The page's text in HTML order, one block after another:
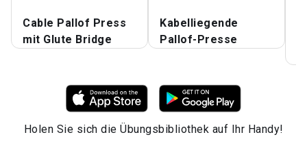
Cable Pallof Press
mit Glute Bridge
Kabelliegende
Pallof-Presse
Holen Sie sich die Übungsbibliothek auf Ihr Handy!